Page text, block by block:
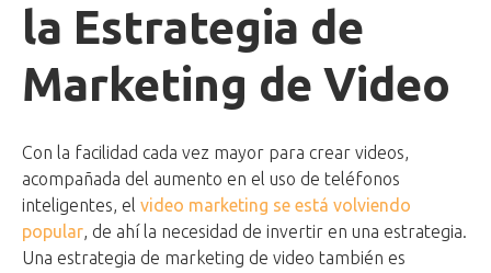
la Estrategia de
Marketing de Video
Con la facilidad cada vez mayor para crear videos,
acompañada del aumento en el uso de teléfonos
inteligentes, el video marketing se está volviendo
popular, de ahí la necesidad de invertir en una estrategia.
Una estrategia de marketing de video también es